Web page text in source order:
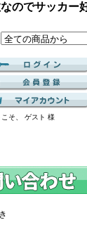
でサッカー
こそ、 ゲスト 様